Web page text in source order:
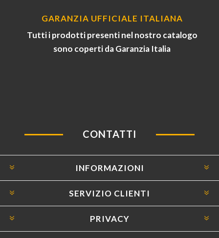
GARANZIA UFFICIALE ITALIANA
Tutti i prodotti presenti nel nostro catalogo
sono coperti da Garanzia Italia
CONTATTI
INFORMAZIONI
SERVIZIO CLIENTI
PRIVACY